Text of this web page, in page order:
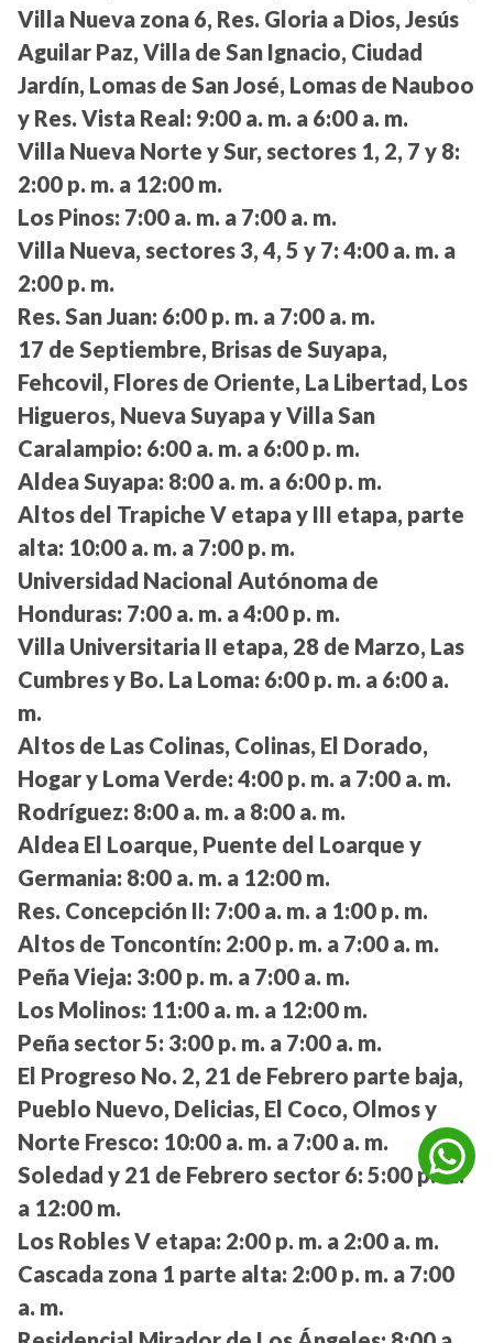
Villa Nueva zona 6, Res. Gloria a Dios, Jesús
Aguilar Paz, Villa de San Ignacio, Ciudad
Jardín, Lomas de San José, Lomas de Nauboo
y Res. Vista Real: 9:00 a. m. a 6:00 a. m.
Villa Nueva Norte y Sur, sectores 1, 2, 7 y 8:
2:00 p. m. a 12:00 m.
Los Pinos: 7:00 a. m. a 7:00 a. m.
Villa Nueva, sectores 3, 4, 5 y 7: 4:00 a. m. a
2:00 p. m.
Res. San Juan: 6:00 p. m. a 7:00 a. m.
17 de Septiembre, Brisas de Suyapa,
Fehcovil, Flores de Oriente, La Libertad, Los
Higueros, Nueva Suyapa y Villa San
Caralampio: 6:00 a. m. a 6:00 p. m.
Aldea Suyapa: 8:00 a. m. a 6:00 p. m.
Altos del Trapiche V etapa y III etapa, parte
alta: 10:00 a. m. a 7:00 p. m.
Universidad Nacional Autónoma de
Honduras: 7:00 a. m. a 4:00 p. m.
Villa Universitaria II etapa, 28 de Marzo, Las
Cumbres y Bo. La Loma: 6:00 p. m. a 6:00 a.
m.
Altos de Las Colinas, Colinas, El Dorado,
Hogar y Loma Verde: 4:00 p. m. a 7:00 a. m.
Rodríguez: 8:00 a. m. a 8:00 a. m.
Aldea El Loarque, Puente del Loarque y
Germania: 8:00 a. m. a 12:00 m.
Res. Concepción II: 7:00 a. m. a 1:00 p. m.
Altos de Toncontín: 2:00 p. m. a 7:00 a. m.
Peña Vieja: 3:00 p. m. a 7:00 a. m.
Los Molinos: 11:00 a. m. a 12:00 m.
Peña sector 5: 3:00 p. m. a 7:00 a. m.
El Progreso No. 2, 21 de Febrero parte baja,
Pueblo Nuevo, Delicias, El Coco, Olmos y
Norte Fresco: 10:00 a. m. a 7:00 a. m.
Soledad y 21 de Febrero sector 6: 5:00 p. m.
a 12:00 m.
Los Robles V etapa: 2:00 p. m. a 2:00 a. m.
Cascada zona 1 parte alta: 2:00 p. m. a 7:00
a. m.